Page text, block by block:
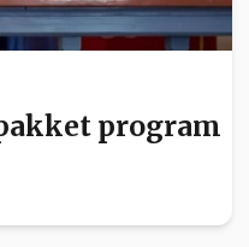
program